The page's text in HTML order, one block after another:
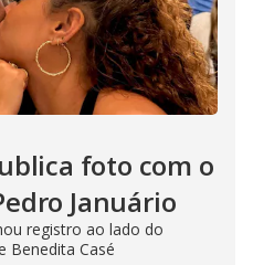
foto com o
Januário
registro ao lado do
Benedita Casé